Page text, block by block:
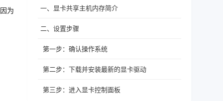
为 一、显卡共享主机内存简介
二、设置步骤
第一步：确认操作系统
第二步：下载并安装最新的显卡驱动
第三步：进入显卡控制面板